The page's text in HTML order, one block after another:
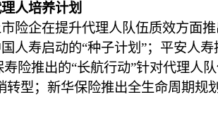
人培养计划
企在提升代理人队伍质效方面推
人寿启动的“种子计划”；平安人寿
险推出的“长航行动”针对代理人
转型；新华保险推出全生命周期规